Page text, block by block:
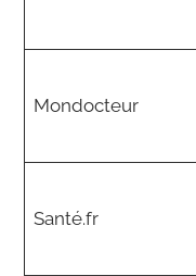
Mondocteur
Santé.fr